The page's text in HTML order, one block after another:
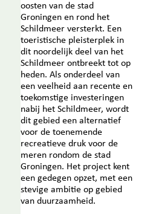
oosten van de stad
Groningen en rond het
Schildmeer versterkt. Een
toeristische pleisterplek in
dit noordelijk deel van het
Schildmeer ontbreekt tot op
heden. Als onderdeel van
een veelheid aan recente en
toekomstige investeringen
nabij het Schildmeer, wordt
dit gebied een alternatief
voor de toenemende
recreatieve druk voor de
meren rondom de stad
Groningen. Het project kent
een gedegen opzet, met een
stevige ambitie op gebied
van duurzaamheid.